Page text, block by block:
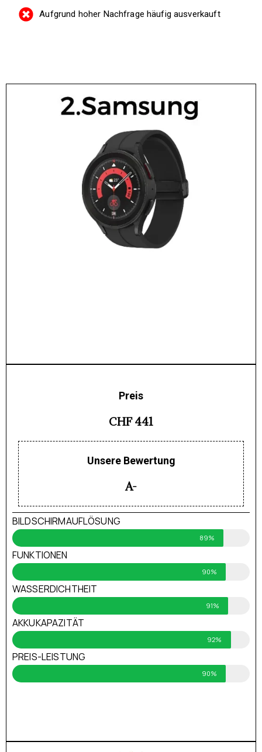
Aufgrund hoher Nachfrage häufig ausverkauft
Preis
CHF 441
Unsere Bewertung
A-
BILDSCHIRMAUFLÖSUNG
89%
FUNKTIONEN
90%
WASSERDICHTHEIT
91%
AKKUKAPAZITÄT
92%
PREIS-LEISTUNG
90%